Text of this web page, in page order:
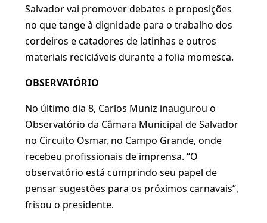
Salvador vai promover debates e proposições
no que tange à dignidade para o trabalho dos
cordeiros e catadores de latinhas e outros
materiais recicláveis durante a folia momesca.
OBSERVATÓRIO
No último dia 8, Carlos Muniz inaugurou o
Observatório da Câmara Municipal de Salvador
no Circuito Osmar, no Campo Grande, onde
recebeu profissionais de imprensa. “O
observatório está cumprindo seu papel de
pensar sugestões para os próximos carnavais”,
frisou o presidente.